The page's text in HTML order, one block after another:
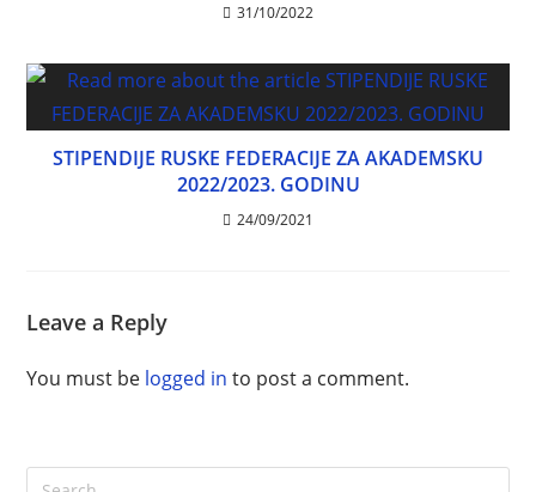
31/10/2022
STIPENDIJE RUSKE FEDERACIJE ZA AKADEMSKU
2022/2023. GODINU
24/09/2021
Leave a Reply
You must be logged in to post a comment.